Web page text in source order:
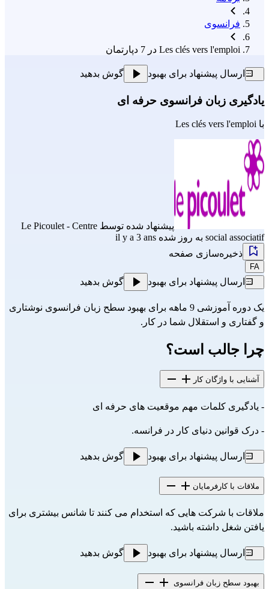
فرانسوی
Les clés vers l'emploi در 7 دپارتمان
ارسال پیشنهاد برای بهبود گوش بدهید
یادگیری زبان فرانسوی حرفه ای
با Les clés vers l'emploi
پیشنهاد شده توسط Le Picoulet - Centre
social associatif به روز شده il y a 3 ans
ذخیره‌سازی صفحه
FA
ارسال پیشنهاد برای بهبود گوش بدهید
یک دوره آموزشی 9 ماهه برای بهبود سطح زبان فرانسوی نوشتاری
و گفتاری و استقلال شما در کار.
چرا جالب است؟
آشنایی با واژگان کار
- یادگیری کلمات مهم موقعیت های حرفه ای
- درک قوانین دنیای کار در فرانسه.
ارسال پیشنهاد برای بهبود گوش بدهید
ملاقات با کارفرمایان
ملاقات با شرکت هایی که استخدام می کنند تا شانس بیشتری برای
یافتن شغل داشته باشید.
ارسال پیشنهاد برای بهبود گوش بدهید
بهبود سطح زبان فرانسوی